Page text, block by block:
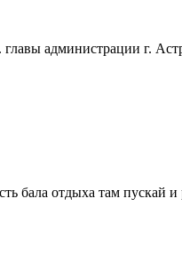
администрации г.
бала отдыха там пускай и